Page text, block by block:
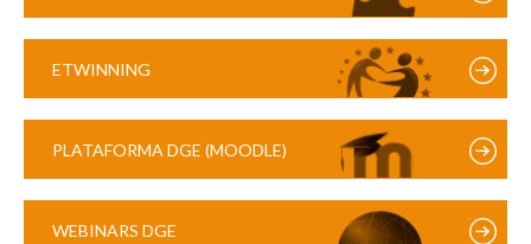
ETWINNING
PLATAFORMA DGE (MOODLE)
WEBINARS DGE